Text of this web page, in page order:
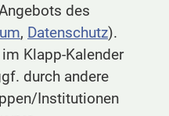
des
, Datenschutz).
Klapp-Kalender
durch andere
Institutionen